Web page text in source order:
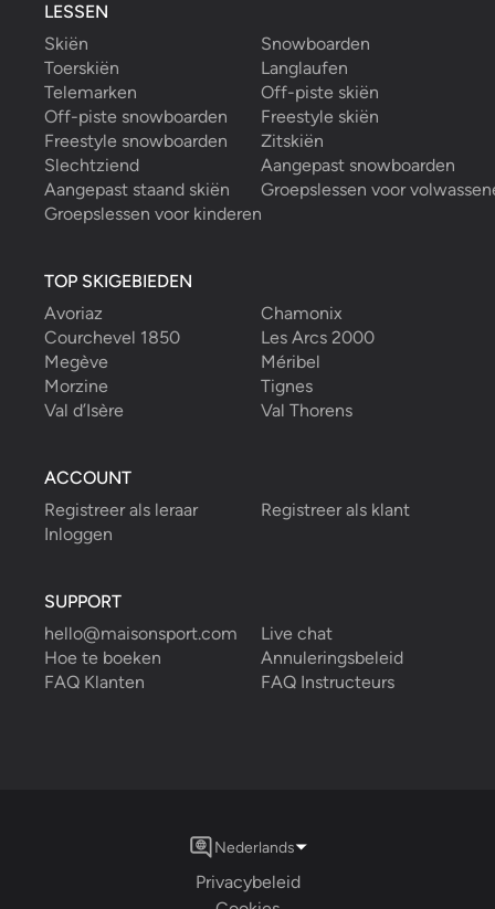
LESSEN
Skiën
Snowboarden
Toerskiën
Langlaufen
Telemarken
Off-piste skiën
Off-piste snowboarden
Freestyle skiën
Freestyle snowboarden
Zitskiën
Slechtziend
Aangepast snowboarden
Aangepast staand skiën
Groepslessen voor
Groepslessen voor kinderen
TOP SKIGEBIEDEN
Avoriaz
Chamonix
Courchevel 1850
Les Arcs 2000
Megève
Méribel
Morzine
Tignes
Val d’Isère
Val Thorens
ACCOUNT
Registreer als leraar
Registreer als klant
Inloggen
SUPPORT
hello@maisonsport.com
Live chat
Hoe te boeken
Annuleringsbeleid
FAQ Klanten
FAQ Instructeurs
Privacybeleid
Nederlands